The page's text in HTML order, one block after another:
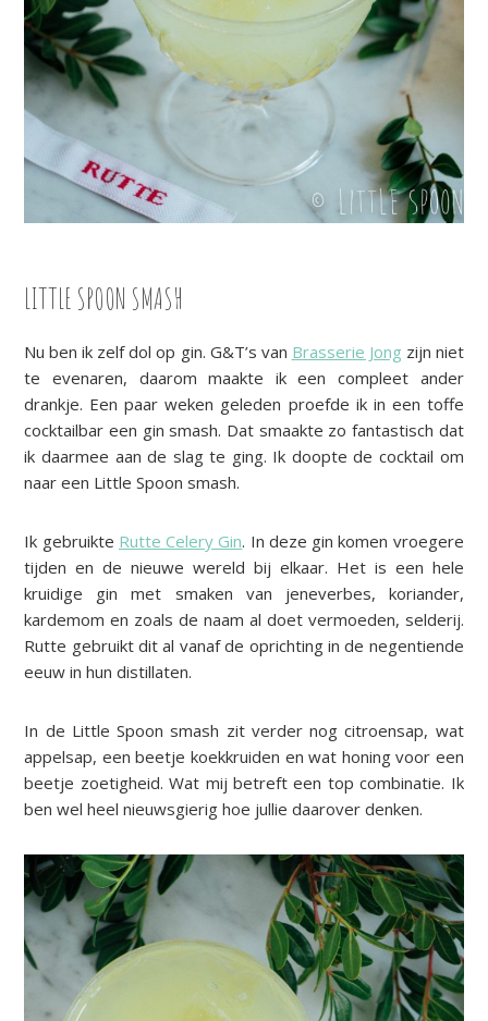
LITTLE SPOON SMASH
Nu ben ik zelf dol op gin. G&T’s van Brasserie Jong zijn niet
te evenaren, daarom maakte ik een compleet ander
drankje. Een paar weken geleden proefde ik in een toffe
cocktailbar een gin smash. Dat smaakte zo fantastisch dat
ik daarmee aan de slag te ging. Ik doopte de cocktail om
naar een Little Spoon smash.
Ik gebruikte Rutte Celery Gin. In deze gin komen vroegere
tijden en de nieuwe wereld bij elkaar. Het is een hele
kruidige gin met smaken van jeneverbes, koriander,
kardemom en zoals de naam al doet vermoeden, selderij.
Rutte gebruikt dit al vanaf de oprichting in de negentiende
eeuw in hun distillaten.
In de Little Spoon smash zit verder nog citroensap, wat
appelsap, een beetje koekkruiden en wat honing voor een
beetje zoetigheid. Wat mij betreft een top combinatie. Ik
ben wel heel nieuwsgierig hoe jullie daarover denken.